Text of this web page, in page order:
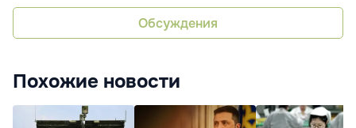
Обсуждения
Похожие новости